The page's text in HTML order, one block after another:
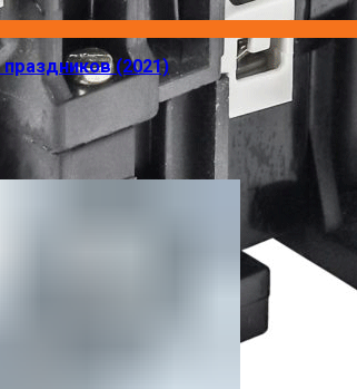
(2021)